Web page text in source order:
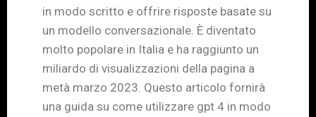
in modo scritto e offrire risposte basate su
un modello conversazionale. È diventato
molto popolare in Italia e ha raggiunto un
miliardo di visualizzazioni della pagina a
metà marzo 2023. Questo articolo fornirà
una guida su come utilizzare gpt 4 in modo